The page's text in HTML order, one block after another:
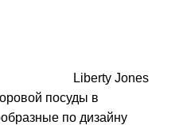
Liberty Jones
посуды в
по дизайну